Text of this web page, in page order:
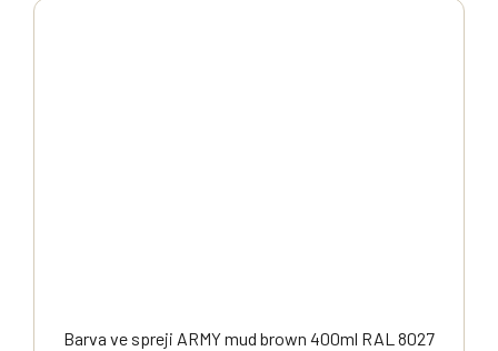
Barva ve spreji ARMY mud brown 400ml RAL 8027